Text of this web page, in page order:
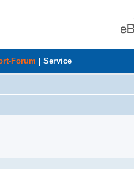
Forum Service